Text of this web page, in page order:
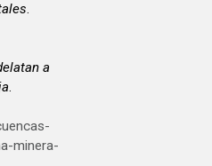
.
a
.
minera-